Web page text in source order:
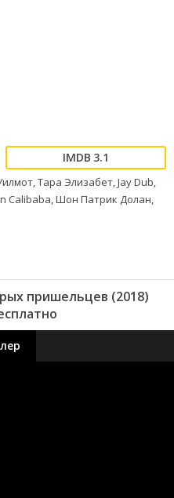
3.1
Тара Элизабет, Jay Dub,
Calibaba, Шон Патрик Долан,
пришельцев (2018)